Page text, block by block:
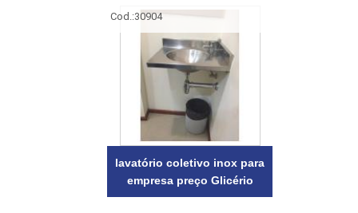
Cod.:30904
lavatório coletivo inox para
empresa preço Glicério